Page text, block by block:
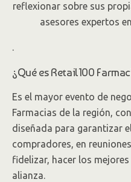
reflexionar sobre sus
asesores expertos
.
¿Qué es Retail100
Es el mayor evento de
Farmacias de la región,
diseñada para garantizar
compradores, en
fidelizar, hacer los
alianza.